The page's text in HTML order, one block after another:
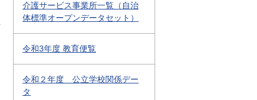
介護サービス事業所一覧（自治
体標準オープンデータセット）
令和3年度 教育便覧
令和２年度 公立学校関係デー
タ